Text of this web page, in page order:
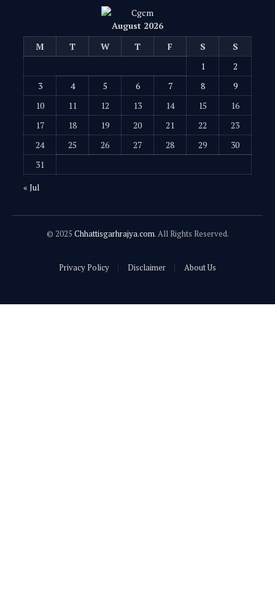
August 2026
M
T W T F S
S
1
2
3
4 5 6 7 8
9
10
11 12 13 14 15
16
17
18 19 20 21 22
23
24
25 26 27 28 29
30
31
« Jul
© 2025 Chhattisgarhrajya.com. All Rights Reserved.
Privacy Policy Disclaimer About Us